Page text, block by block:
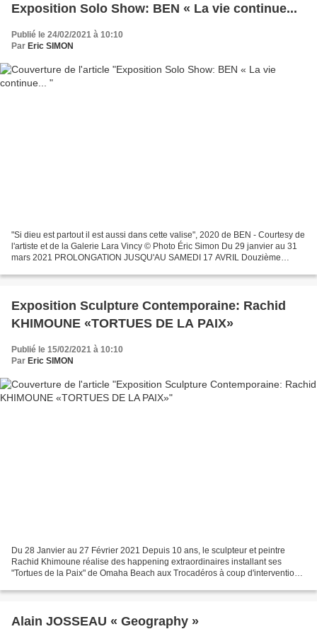
Exposition Solo Show: BEN « La vie continue...
Publié le 24/02/2021 à 10:10
Par Eric SIMON
"Si dieu est partout il est aussi dans cette valise", 2020 de BEN - Courtesy de
l'artiste et de la Galerie Lara Vincy © Photo Éric Simon Du 29 janvier au 31
mars 2021 PROLONGATION JUSQU'AU SAMEDI 17 AVRIL Douzième
Exposition Sculpture Contemporaine: Rachid
KHIMOUNE «TORTUES DE LA PAIX»
Publié le 15/02/2021 à 10:10
Par Eric SIMON
Du 28 Janvier au 27 Février 2021 Depuis 10 ans, le sculpteur et peintre
Rachid Khimoune réalise des happening extraordinaires installant ses
"Tortues de la Paix" de Omaha Beach aux Trocadéros à coup d'interventions
Alain JOSSEAU « Geography »